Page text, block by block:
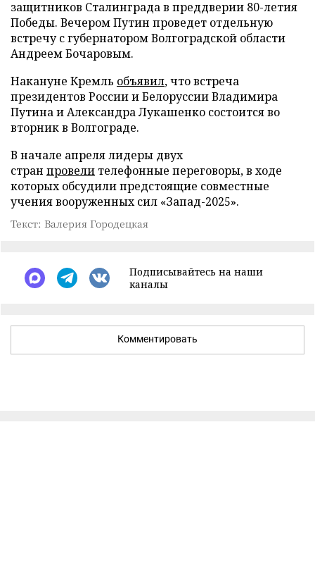
защитников Сталинграда в преддверии 80-летия
Победы. Вечером Путин проведет отдельную
встречу с губернатором Волгоградской области
Андреем Бочаровым.
Накануне Кремль объявил, что встреча
президентов России и Белоруссии Владимира
Путина и Александра Лукашенко состоится во
вторник в Волгограде.
В начале апреля лидеры двух
стран провели телефонные переговоры, в ходе
которых обсудили предстоящие совместные
учения вооруженных сил «Запад-2025».
Текст: Валерия Городецкая
Подписывайтесь на наши
каналы
Комментировать